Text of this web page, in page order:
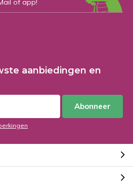
of app!
aanbiedingen en
Abonneer